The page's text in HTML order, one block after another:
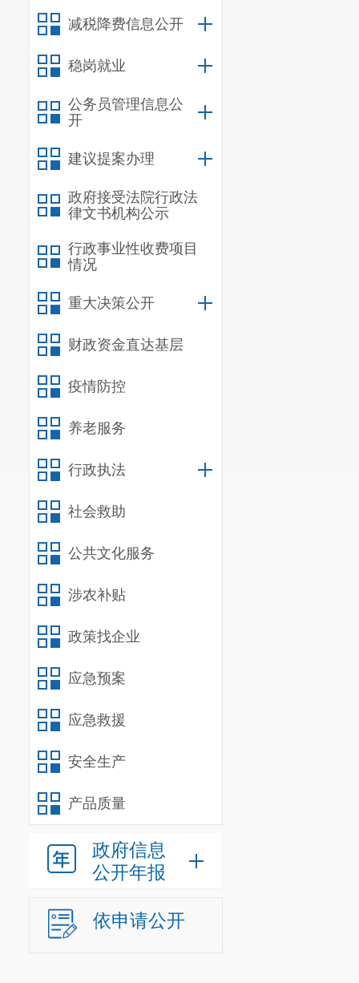
减税降费信息公开
稳岗就业
公务员管理信息公
开
建议提案办理
政府接受法院行政法
律文书机构公示
行政事业性收费项目
情况
重大决策公开
财政资金直达基层
疫情防控
养老服务
行政执法
社会救助
公共文化服务
涉农补贴
政策找企业
应急预案
应急救援
安全生产
产品质量
政府信息
公开年报
依申请公开